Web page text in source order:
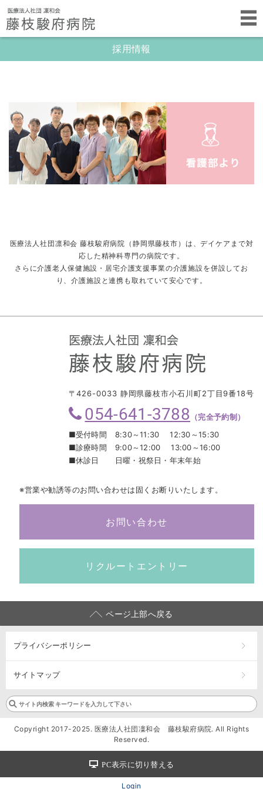
採用情報
医療法人社団凛和会 藤枝駿府病院（静岡県藤枝市）は、デイケアまで対
応した精神科専門の病院です。
さらに介護老人保健施設・居宅介護支援事業の介護施設を併設してお
り、介護施設と連携も取れていて安心です。
〒426-0033 静岡県藤枝市小石川町2丁目9番18号
054-641-3788
（完全予約制）
■受付時間
8:30～11:30 12:30～15:30
■診療時間
9:00～12:00 13:00～16:00
■休診日
日曜・祝祭日・年末年始
※営業や勧誘等のお問い合わせは固くお断りいたします。
お問い合わせ
リクルートエントリー
ページ上部へ戻る
プライバシーポリシー
サイトマップ
Copyright 2017-2025. 医療法人社団凜和会 藤枝駿府病院. All Rights
Reserved.
PC表示に切り替える
Login